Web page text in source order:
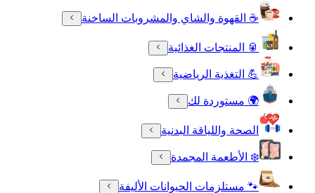
☕ القهوة والشاي والمشروبات الساخنة
🥫 المنتجات الغذائية
💪 التغذية الرياضية
🌍 مستوردة لك
الصحة واللياقة البدنية
❄️ الأطعمة المجمدة
🐾 مستلزمات الحيوانات الأليفة